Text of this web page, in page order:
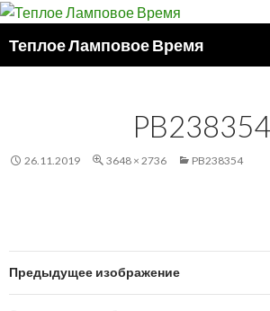
Теплое Ламповое Время
PB238354
26.11.2019 3648 × 2736 PB238354
Предыдущее изображение